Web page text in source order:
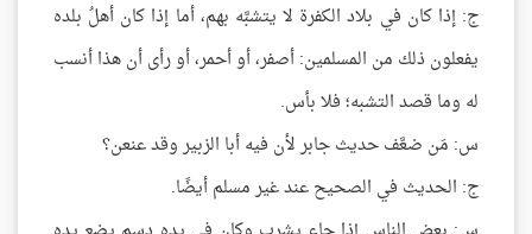
ج: إذا كان في بلاد الكفرة لا يتشبَّه بهم، أما إذا كان أهلُ بلده
يفعلون ذلك من المسلمين: أصفر، أو أحمر، أو رأى أن هذا أنسب
له وما قصد التشبه؛ فلا بأس.
س: مَن ضعَّف حديث جابر لأن فيه أبا الزبير وقد عنعن؟
ج: الحديث في الصحيح عند غير مسلم أيضًا.